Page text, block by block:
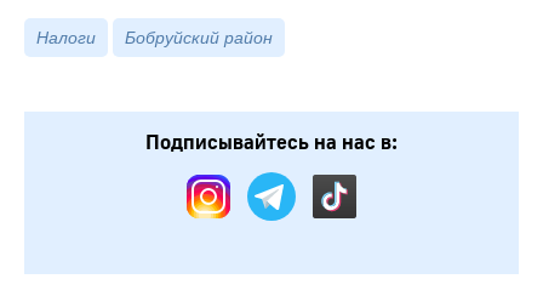
Налоги Бобруйский район
Подписывайтесь на нас в: